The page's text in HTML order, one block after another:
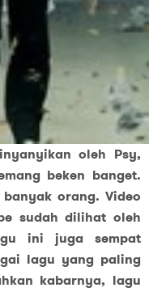
oleh Psy,
beken banget.
orang. Video
sudah dilihat oleh
ini juga sempat
lagu yang paling
kabarnya, lagu